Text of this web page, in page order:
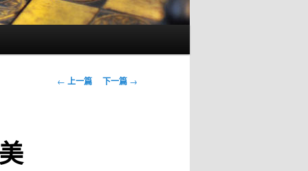
文
← 上一篇 下一篇 →